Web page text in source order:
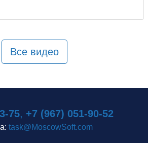
Все видео
75, +7 (967) 051-90-52
task@MoscowSoft.com